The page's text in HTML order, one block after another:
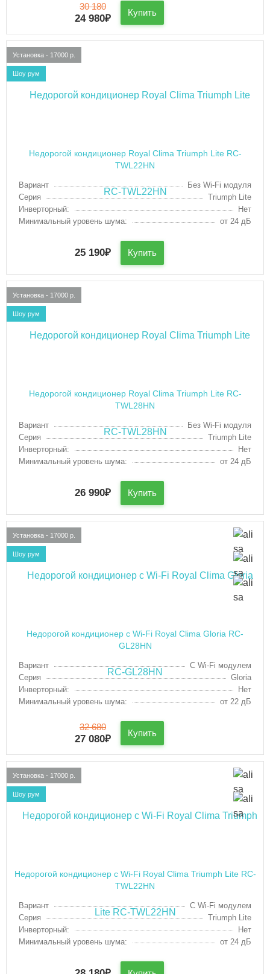
30 180
24 980₽
Купить
Недорогой кондиционер Royal Clima Triumph Lite RC-
TWL22HN
Вариант
Без Wi-Fi модуля
Серия
Triumph Lite
Инверторный:
Нет
Минимальный уровень шума:
от 24 дБ
25 190₽ Купить
Установка - 17000 р.
Шоу рум
Недорогой кондиционер Royal Clima Triumph Lite RC-
TWL28HN
Вариант
Без Wi-Fi модуля
Серия
Triumph Lite
Инверторный:
Нет
Минимальный уровень шума:
от 24 дБ
26 990₽ Купить
Установка - 17000 р.
Шоу рум
Недорогой кондиционер с Wi-Fi Royal Clima Gloria RC-
GL28HN
Вариант
С Wi-Fi модулем
Серия
Gloria
Инверторный:
Нет
Минимальный уровень шума:
от 22 дБ
32 680
27 080₽
Купить
Установка - 17000 р.
Шоу рум
Недорогой кондиционер с Wi-Fi Royal Clima Triumph Lite RC-
TWL22HN
Вариант
С Wi-Fi модулем
Серия
Triumph Lite
Инверторный:
Нет
Минимальный уровень шума:
от 24 дБ
Установка - 17000 р.
Шоу рум